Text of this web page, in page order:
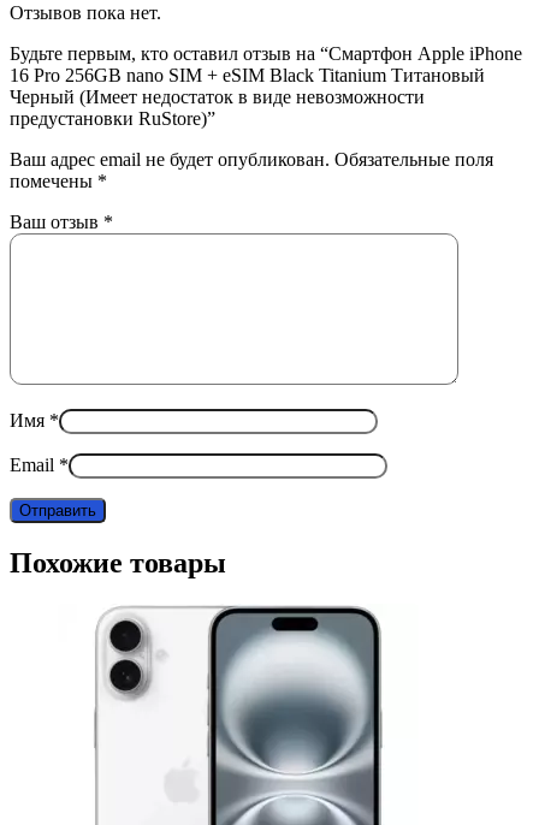
Отзывов пока нет.
Будьте первым, кто оставил отзыв на “Смартфон Apple iPhone
16 Pro 256GB nano SIM + eSIM Black Titanium Титановый
Черный (Имеет недостаток в виде невозможности
предустановки RuStore)”
Ваш адрес email не будет опубликован. Обязательные поля
помечены *
Ваш отзыв *
Имя *
Email *
Похожие товары